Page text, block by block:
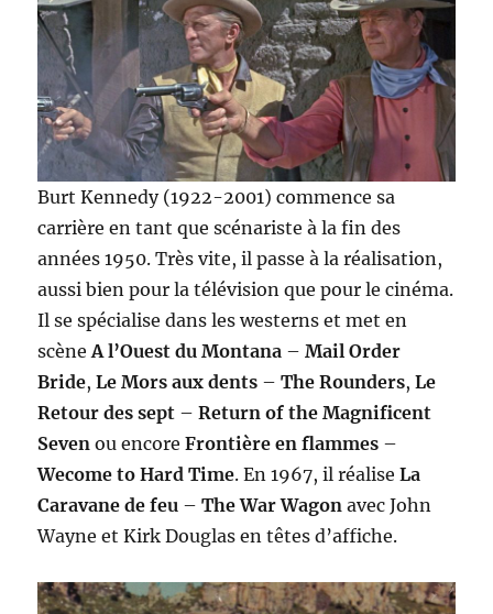
Burt Kennedy (1922-2001) commence sa
carrière en tant que scénariste à la fin des
années 1950. Très vite, il passe à la réalisation,
aussi bien pour la télévision que pour le cinéma.
Il se spécialise dans les westerns et met en
scèneA l’Ouest du Montana –Mail Order
Bride,Le Mors aux dents –The Rounders,Le
Retour des sept –Return of the Magnificent
Seven ou encoreFrontière en flammes –
Wecome to Hard Time. En 1967, il réaliseLa
Caravane de feu –The War Wagon avec John
Wayne et Kirk Douglas en têtes d’affiche.